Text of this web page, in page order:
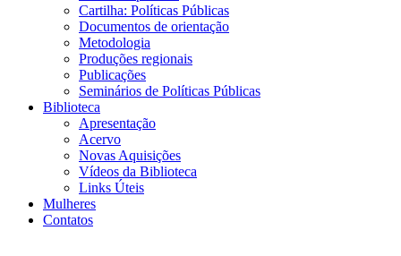
Cartilha: Políticas Públicas
Documentos de orientação
Metodologia
Produções regionais
Publicações
Seminários de Políticas Públicas
Biblioteca
Apresentação
Acervo
Novas Aquisições
Vídeos da Biblioteca
Links Úteis
Mulheres
Contatos